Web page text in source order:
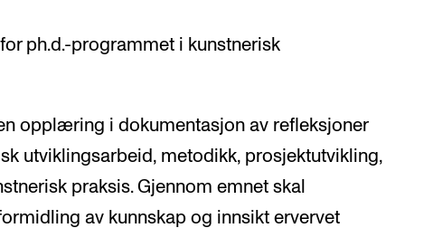
ph.d.-programmet i kunstnerisk
opplæring i dokumentasjon av refleksjoner
utviklingsarbeid, metodikk, prosjektutvikling,
praksis. Gjennom emnet skal
av kunnskap og innsikt ervervet